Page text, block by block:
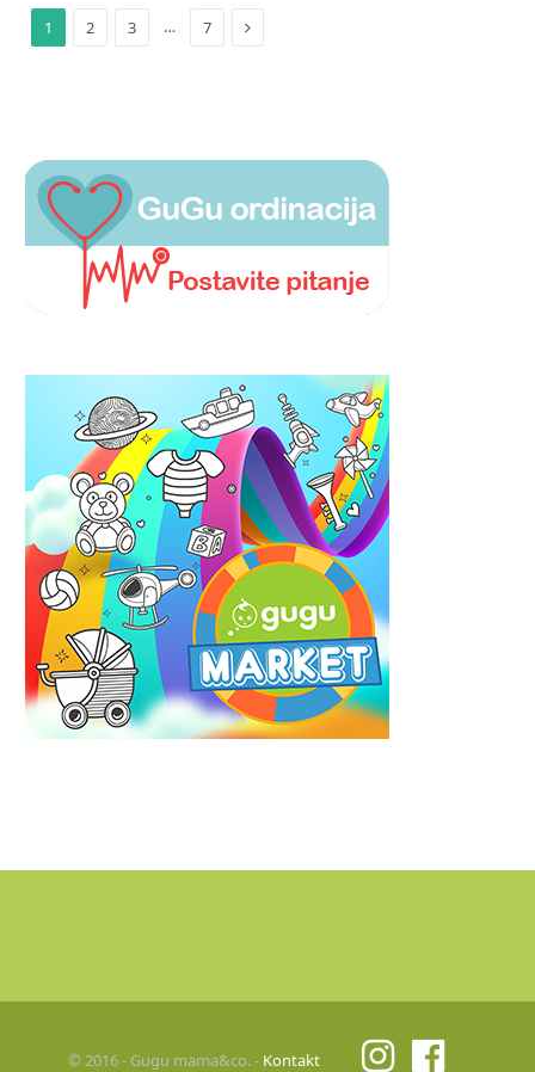
1 2 3 … 7 Next
© 2016 - Gugu mama&co. - Kontakt